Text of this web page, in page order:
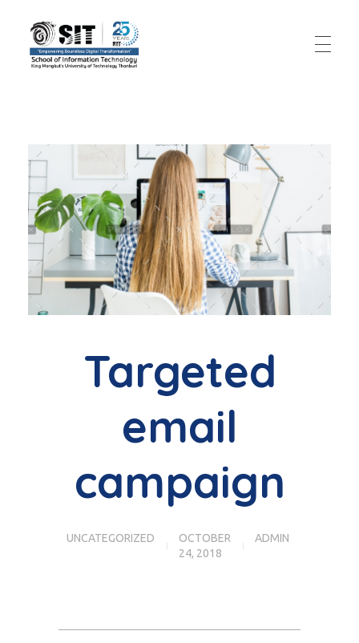
Targeted
email
campaign
OCTOBER
24, 2018
ADMIN
UNCATEGORIZED